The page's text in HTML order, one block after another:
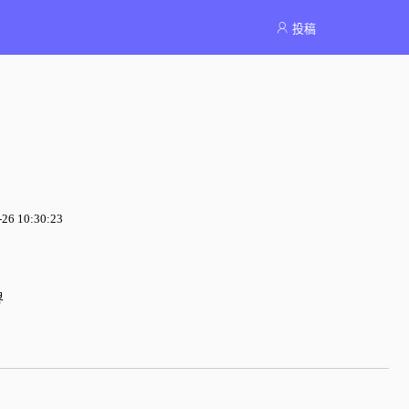
投稿
10:30:23